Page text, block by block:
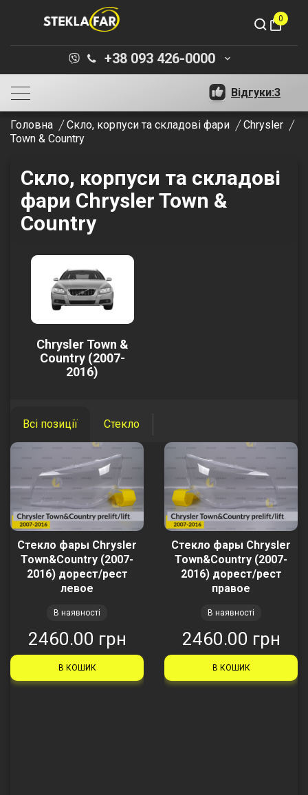
shopping_bag
0
+38 093 426-0000 keyboard_arrow_down
Відгуки:3
Головна Скло, корпуси та складові фари
Chrysler
Town & Country
Скло, корпуси та складові
фари Chrysler Town &
Country
Chrysler Town &
Country (2007-
2016)
Всі позиції Стекло
Стекло фары Chrysler
Town&Country (2007-
2016) дорест/рест
левое
В наявності
2460.00 грн
В КОШИК
Стекло фары Chrysler
Town&Country (2007-
2016) дорест/рест
правое
В наявності
2460.00 грн
В КОШИК